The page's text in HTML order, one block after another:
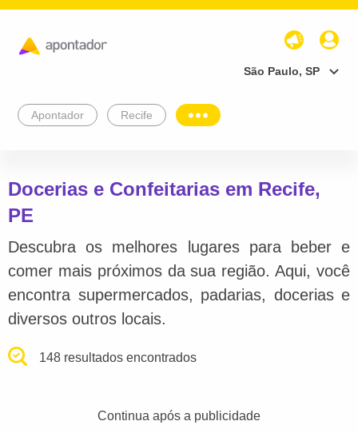
São Paulo, SP
Apontador Recife
Docerias e Confeitarias em Recife,
PE
Descubra os melhores lugares para beber e
comer mais próximos da sua região. Aqui, você
encontra supermercados, padarias, docerias e
diversos outros locais.
148 resultados encontrados
Continua após a publicidade